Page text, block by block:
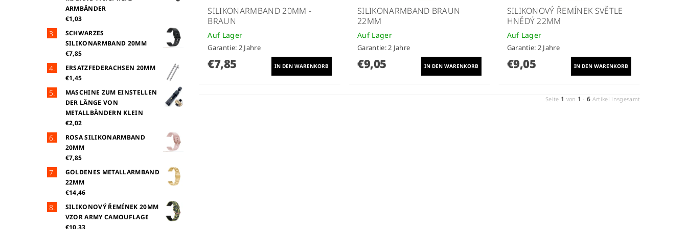
ARMBÄNDER
€1,03
SCHWARZES
SILIKONARMBAND 20MM
€7,85
ERSATZFEDERACHSEN 20MM
€1,45
MASCHINE ZUM EINSTELLEN
DER LÄNGE VON
METALLBÄNDERN KLEIN
€2,02
ROSA SILIKONARMBAND
20MM
€7,85
GOLDENES METALLARMBAND
22MM
€14,46
SILIKONOVÝ ŘEMÍNEK 20MM
VZOR ARMY CAMOUFLAGE
€10,33
SILIKONARMBAND 20MM -
BRAUN
Auf Lager
Garantie: 2 Jahre
€7,85
SILIKONARMBAND BRAUN
22MM
Auf Lager
Garantie: 2 Jahre
€9,05
SILIKONOVÝ ŘEMÍNEK SVĚTLE
HNĚDÝ 22MM
Auf Lager
Garantie: 2 Jahre
€9,05
Seite 1 von 1 -6 Artikel insgesamt